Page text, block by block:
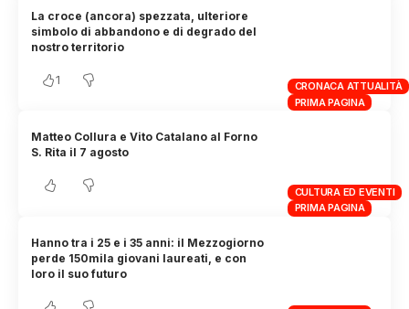
CRONACA ATTUALITÀ
PRIMA PAGINA
La croce (ancora) spezzata, ulteriore
simbolo di abbandono e di degrado del
nostro territorio
1
CULTURA ED EVENTI
PRIMA PAGINA
Matteo Collura e Vito Catalano al Forno
S. Rita il 7 agosto
Hanno tra i 25 e i 35 anni: il Mezzogiorno
perde 150mila giovani laureati, e con
loro il suo futuro